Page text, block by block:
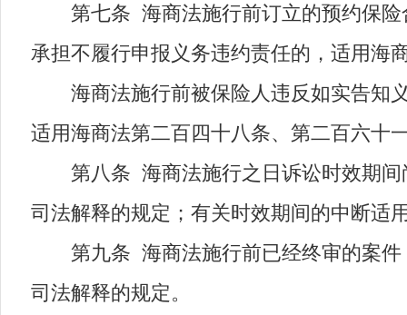
第七条 海商法施行前订立的预约保险
承担不履行申报义务违约责任的，适用海
海商法施行前被保险人违反如实告知义
适用海商法第二百四十八条、第二百六十
第八条 海商法施行之日诉讼时效期间
司法解释的规定；有关时效期间的中断适
第九条 海商法施行前已经终审的案件
司法解释的规定。